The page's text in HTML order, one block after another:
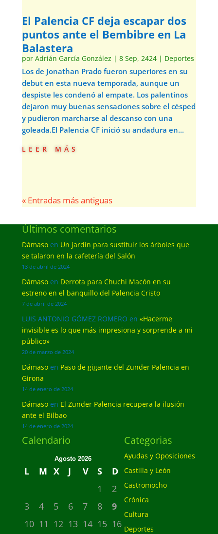
El Palencia CF deja escapar dos
puntos ante el Bembibre en La
Balastera
por Adrián García González | 8 Sep, 2424| Deportes
Los de Jonathan Prado fueron superiores en su
debut en esta nueva temporada, aunque un
despiste les condenó al empate. Los palentinos
dejaron muy buenas sensaciones sobre el césped
y pudieron marcharse al descanso con una
goleada.El Palencia CF inició su andadura en...
leer más
« Entradas más antiguas
Últimos comentarios
Dámasoen Un jardín para sustituir los árboles que
se talaron en la cafetería del Salón
13 de abril de 2024
Dámasoen Derrota para Chuchi Macón en su
estreno en el banquillo del Palencia Cristo
7 de abril de 2024
LUIS ANTONIO GÓMEZ ROMERO en «Hacerme
invisible es lo que más impresiona y sorprende a mi
público»
20 de marzo de 2024
Dámasoen Paso de gigante del Zunder Palencia en
Girona
14 de enero de 2024
Dámasoen El Zunder Palencia recupera la ilusión
ante el Bilbao
14 de enero de 2024
Calendario
Agosto 2026
L M X J V S
D
1
2
3
4 5 6 7 8
9
10 11 12 13 14 15 16
Categorias
Ayudas y Oposiciones
Castilla y León
Castromocho
Crónica
Cultura
Deportes